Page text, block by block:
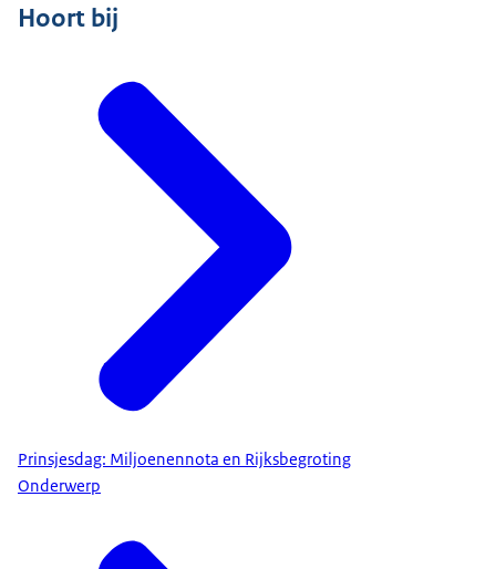
Hoort bij
Prinsjesdag: Miljoenennota en Rijksbegroting
Onderwerp